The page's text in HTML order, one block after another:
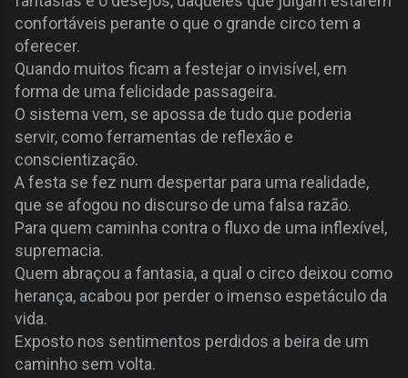
confortáveis perante o que o grande circo tem a
oferecer.
Quando muitos ficam a festejar o invisível, em
forma de uma felicidade passageira.
O sistema vem, se apossa de tudo que poderia
servir, como ferramentas de reflexão e
conscientização.
A festa se fez num despertar para uma realidade,
que se afogou no discurso de uma falsa razão.
Para quem caminha contra o fluxo de uma inflexível,
supremacia.
Quem abraçou a fantasia, a qual o circo deixou como
herança, acabou por perder o imenso espetáculo da
vida.
Exposto nos sentimentos perdidos a beira de um
caminho sem volta.